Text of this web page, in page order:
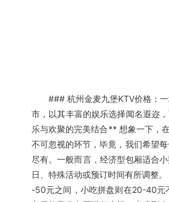
### 杭州金麦九堡KTV价格：一
市，以其丰富的娱乐选择闻名遐迩
乐与欢聚的完美结合** 想象一下，
不可忽视的环节，毕竟，我们希望
尽有。一般而言，经济型包厢适合
日、特殊活动或预订时间有所调整
-50元之间，小吃拼盘则在20-40元